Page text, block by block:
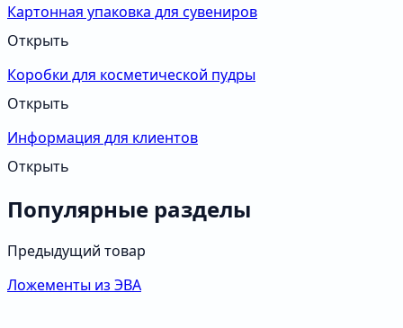
Картонная упаковка для сувениров
Открыть
Коробки для косметической пудры
Открыть
Информация для клиентов
Открыть
Популярные разделы
Предыдущий товар
Ложементы из ЭВА